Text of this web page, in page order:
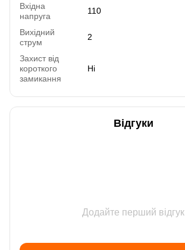
Вхідна
напруга
110
Вихідний
струм
2
Захист від
короткого
замикання
Ні
Відгуки
Додайте перший відгук